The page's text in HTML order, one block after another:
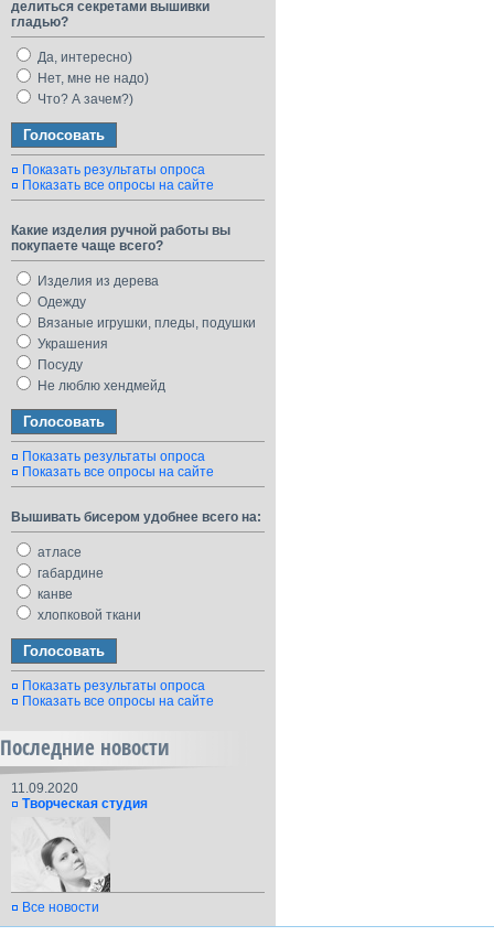
делиться секретами вышивки
гладью?
Да, интересно)
Нет, мне не надо)
Что? А зачем?)
Показать результаты опроса
Показать все опросы на сайте
Какие изделия ручной работы вы
покупаете чаще всего?
Изделия из дерева
Одежду
Вязаные игрушки, пледы, подушки
Украшения
Посуду
Не люблю хендмейд
Показать результаты опроса
Показать все опросы на сайте
Вышивать бисером удобнее всего на:
атласе
габардине
канве
хлопковой ткани
Показать результаты опроса
Показать все опросы на сайте
Последние новости
11.09.2020
Творческая студия
Все новости